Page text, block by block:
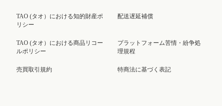
TAO (タオ）における知的財産ポ
リシー
TAO (タオ）における商品リコー
ルポリシー
売買取引規約
配送遅延補償
プラットフォーム苦情・紛争処
理規程
特商法に基づく表記